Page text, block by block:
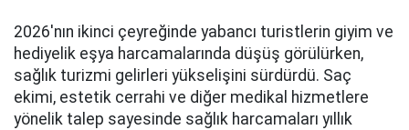
2026'nın ikinci çeyreğinde yabancı turistlerin giyim ve
hediyelik eşya harcamalarında düşüş görülürken,
sağlık turizmi gelirleri yükselişini sürdürdü. Saç
ekimi, estetik cerrahi ve diğer medikal hizmetlere
yönelik talep sayesinde sağlık harcamaları yıllık